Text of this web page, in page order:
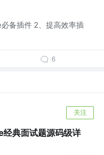
备插件 2、提高效率插
6
关注
典面试题源码级详